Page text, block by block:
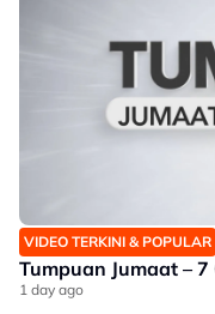
VIDEO TERKINI & POPULAR
Tumpuan Jumaat –
1 day ago